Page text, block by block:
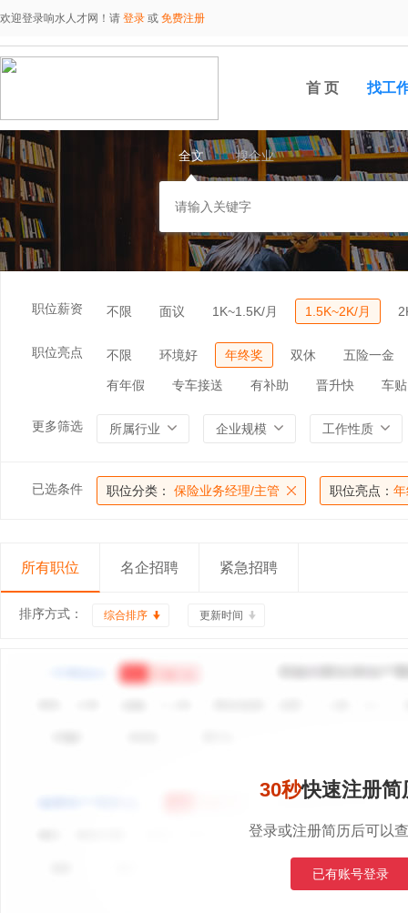
欢迎登录响水人才网！请 登录 或 免费注册
首 页 找工
全文 搜企业
职位薪资 不限 面议 1K~1.5K/月 1.5K~2K/月
职位亮点 不限 环境好 年终奖 双休 五险一金
有年假 专车接送 有补助 晋升快 车贴
更多筛选 所属行业 企业规模 工作性质
已选条件 职位分类： 保险业务经理/主管 职位亮点：
所有职位 名企招聘 紧急招聘
排序方式： 综合排序 更新时间
30秒快速注册简
登录或注册简历后可以
已有账号登录